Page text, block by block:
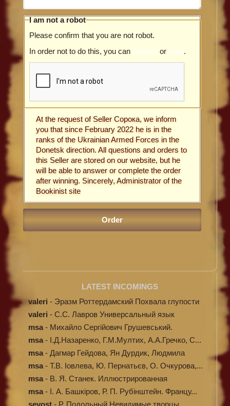
I am not a robot
Please confirm that you are not robot.
In order not to do this, you can register or login.
At the request of Seller Сорока, we inform
you that since February 2022 he is in the
ranks of the Ukrainian Armed Forces in the
Donetsk direction. All questions and orders to
this Seller are stored on our website, but he
will be able to answer or complete the order
after winning. Sincerely, Administrator of the
Bookinist site
LATEST INCOMINGS
valeri - Эразм Роттердамский Похвала глупости
valeri - C.С. Лавров Универсальный язык
программи...
msa - Михайло Сергійович Грушевський.
Ілюстров...
msa - І.Д.Назаренко, Г.М.Мултих, А.А.Гречко, С...
msa - Дагмар Гейдова, Ян Дурдик, Людмила
Кибал...
msa - Т.В. Іовлева, Ю. Пернатьєв, О. Очкурова,...
msa - В. Я. Станек. Иллюстрированная
энциклопе...
msa - І. А. Башкіров, Р. П. Рубінштейн. Францу...